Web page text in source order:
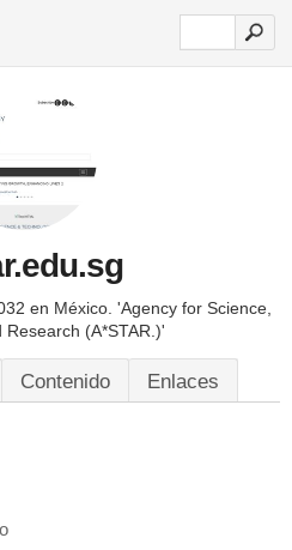
en México. 'Agency for Science,
Research (A*STAR.)'
Contenido
Enlaces